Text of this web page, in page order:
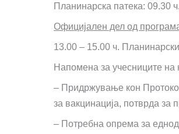
Планинарска патека:
Официјален дел од
13.00 – 15.00 ч.
Напомена за учесниците на
– Придржување кон
за вакцинација, потврда
– Потребна опрема за